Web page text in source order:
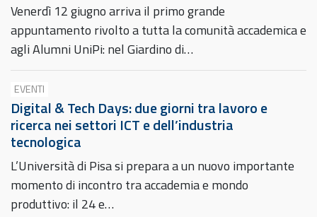
Venerdì 12 giugno arriva il primo grande
appuntamento rivolto a tutta la comunità accademica e
agli Alumni UniPi: nel Giardino di…
EVENTI
Digital & Tech Days: due giorni tra lavoro e
ricerca nei settori ICT e dell’industria
tecnologica
L’Università di Pisa si prepara a un nuovo importante
momento di incontro tra accademia e mondo
produttivo: il 24 e…